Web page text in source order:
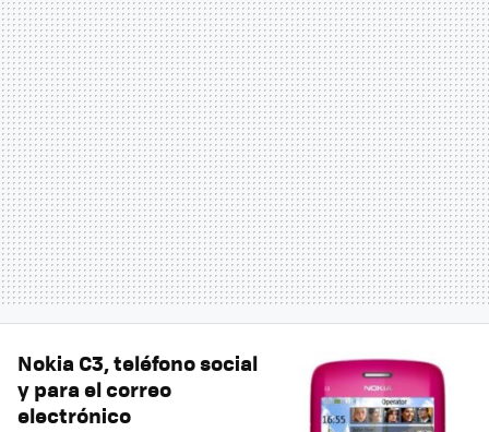
Nokia C3, teléfono social
y para el correo
electrónico